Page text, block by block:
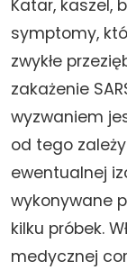
Katar, kaszel,
symptomy,
zwykłe
zakażenie
wyzwaniem
od tego
ewentualnej
wykonywane
kilku próbek.
medycznej